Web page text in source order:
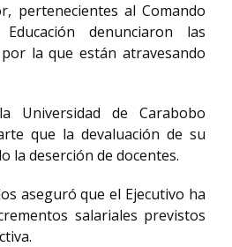
pertenecientes al Comando
denunciaron las
la que están atravesando
Universidad de Carabobo
que la devaluación de su
la deserción de docentes.
aseguró que el Ejecutivo ha
salariales previstos